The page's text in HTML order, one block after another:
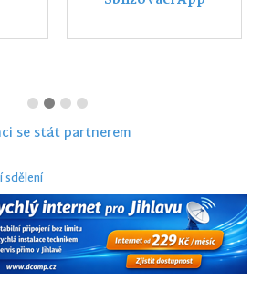
se stát partnerem
sdělení